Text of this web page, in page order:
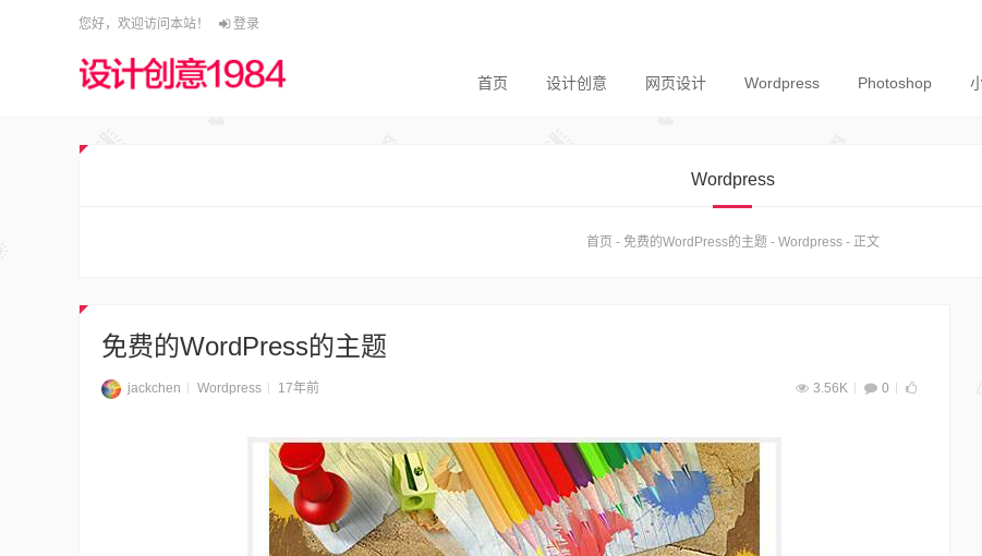
您好，欢迎访问本站！ 登录
首页 设计创意 网页设计 Wordpress Photoshop
Wordpress
首页 - 免费的WordPress的主题 - Wordpress- 正文
免费的WordPress的主题
jackchen Wordpress 17年前 3.56K 0